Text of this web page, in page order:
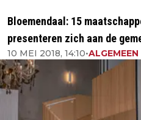
Bloemendaal: 15
presenteren zich aan de
10 MEI 2018, 14:10•ALGEMEEN